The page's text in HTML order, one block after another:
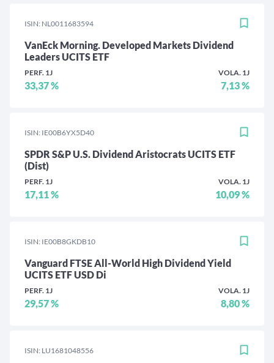
ISIN: NL0011683594
VanEck Morning. Developed Markets Dividend
Leaders UCITS ETF
PERF. 1J
33,37 %
VOLA. 1J
7,13 %
ISIN: IE00B6YX5D40
SPDR S&P U.S. Dividend Aristocrats UCITS ETF
(Dist)
PERF. 1J
17,11 %
VOLA. 1J
10,09 %
ISIN: IE00B8GKDB10
Vanguard FTSE All-World High Dividend Yield
UCITS ETF USD Di
PERF. 1J
29,57 %
VOLA. 1J
8,80 %
ISIN: LU1681048556